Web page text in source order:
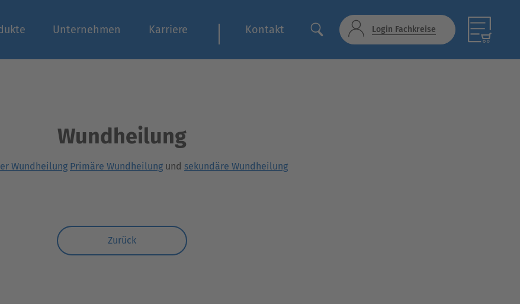
Unternehmen Karriere Kontakt Login Fachkreise
Wundheilung
Wundheilung Primäre Wundheilung und sekundäre Wundheilung
Zurück